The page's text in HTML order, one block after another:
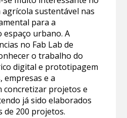
sustentável nas
para a
urbano. A
no Fab Lab de
o trabalho do
digital e prototipagem
empresas e a
concretizar projetos e
já sido elaborados
de 200 projetos.